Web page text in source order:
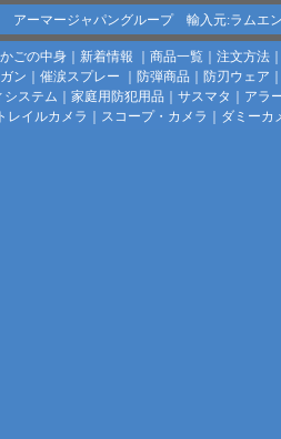
アーマージャパングループ 輸入元:ラムエ
かごの中身｜ 新着情報 商品一覧｜ 注文方法
ン 催涙スプレー 防弾商品 防刃ウェア
システム
家庭用防犯用品 サスマタ
アラ
トレイルカメラ
スコープ・カメラ ダミーカ